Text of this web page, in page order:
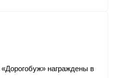
награждены в